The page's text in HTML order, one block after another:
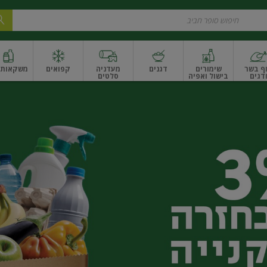
בשר
ודגים
שימורים
בישול ואפיה
דגנים מעדניה
סלטים
ונקניקים
קפואים משקאות
ואגוזיםפירות יבשים ארוזפירות יבשים בתפזורתפיצוחים, אגוזים